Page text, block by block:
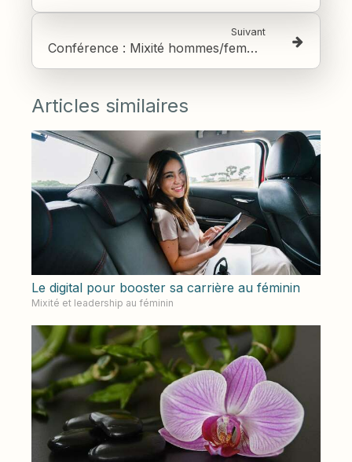
Suivant
Conférence : Mixité hommes/femmes, les facteurs clés de succès
Articles similaires
Le digital pour booster sa carrière au féminin
Mixité et leadership au féminin